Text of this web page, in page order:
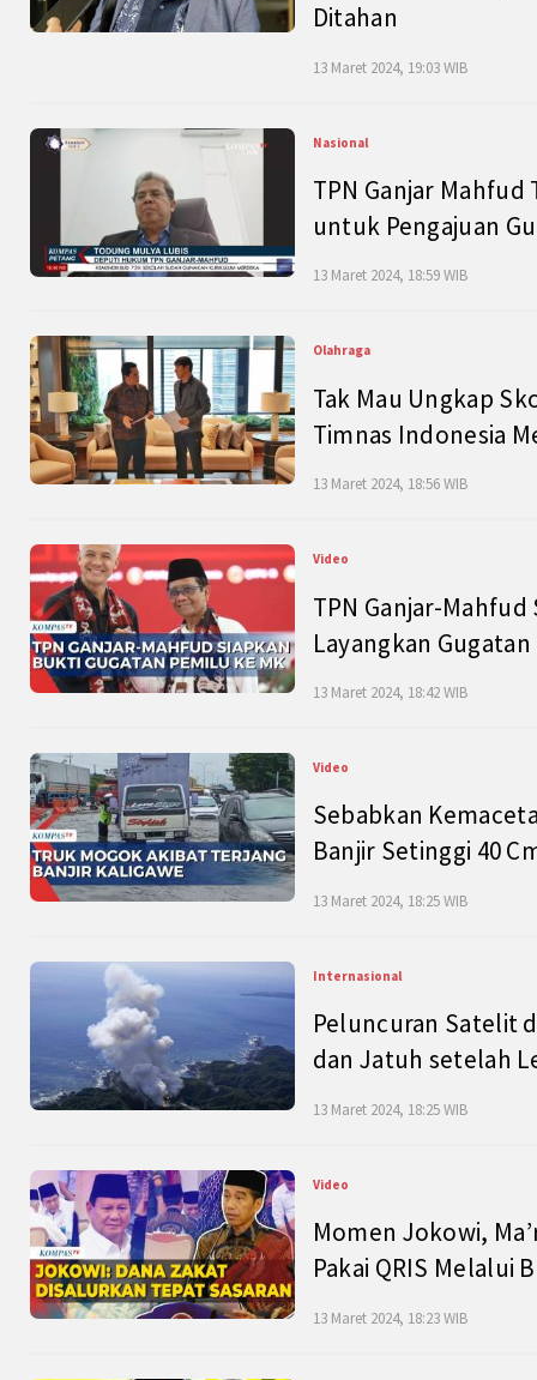
Ditahan
13 Maret 2024, 19:03 WIB
Nasional
TPN Ganjar
untuk Pengajuan
13 Maret 2024, 18:59 WIB
Olahraga
Tak Mau Ungkap
Timnas Indonesia
13 Maret 2024, 18:56 WIB
Video
TPN Ganjar-
Layangkan
13 Maret 2024, 18:42 WIB
Video
Sebabkan
Banjir Setinggi 40
13 Maret 2024, 18:25 WIB
Internasional
Peluncuran Satelit
dan Jatuh setelah
13 Maret 2024, 18:25 WIB
Video
Momen Jokowi,
Pakai QRIS Melalui
13 Maret 2024, 18:23 WIB